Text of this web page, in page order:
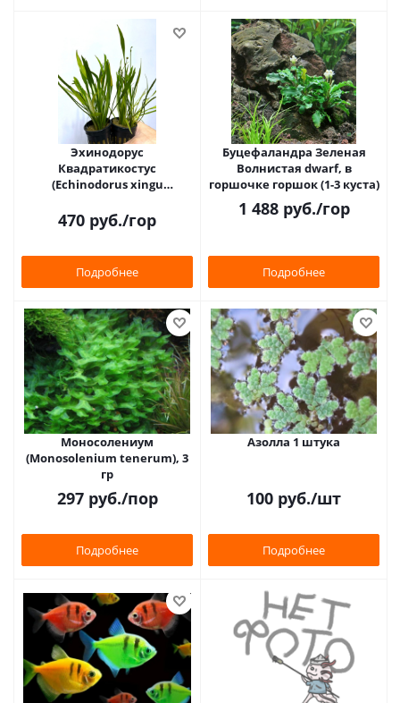
Эхинодорус
Квадратикостус
(Echinodorus xingu
горшок (1-3 куста)
470 руб./гор
Подробнее
Буцефаландра Зеленая
Волнистая dwarf, в
горшочке горшок (1-3 куста)
1 488руб./гор
Подробнее
Моносолениум
(Monosolenium tenerum), 3
гр
297руб./пор
Подробнее
Азолла 1 штука
100 руб./шт
Подробнее